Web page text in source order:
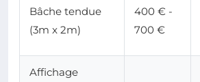
Bâche tendue
(3m x 2m)
400 € -
700 €
Affichage